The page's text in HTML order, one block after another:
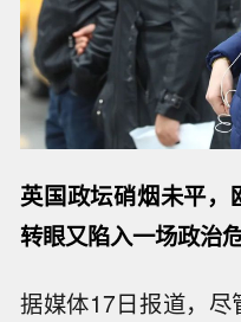
英国政坛硝烟未平，
转眼又陷入一场政治危
据媒体17日报道，